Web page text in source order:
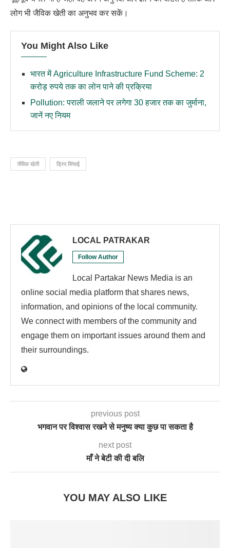
लोग भी जैविक खेती का अनुभव कर सकें।
You Might Also Like
भारत में Agriculture Infrastructure Fund Scheme: 2
करोड़ रुपये तक का लोन पाने की प्रक्रिया
Pollution: पराली जलाने पर लगेगा 30 हजार तक का जुर्माना,
जानें नए नियम
जैविक खेती ड्रिप सिंचाई
LOCAL PATRAKAR
Follow Author
Local Partakar News Media is an
online social media platform that shares news,
information, and opinions of the local community.
We connect with members of the community and
engage them on important issues around them and
their surroundings.
previous post
भगवान पर विश्वास रखने से मनुष्य क्या कुछ पा सकता है
next post
माँ ने बेटी की दी बलि
YOU MAY ALSO LIKE